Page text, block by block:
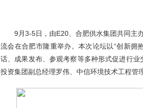
9 月3-5日，由E20 、合肥供水集团共同主
流会在合肥市隆重举办。本次论坛以“创新拥
话、成果发布、参观考察等多种形式促进行业
投资集团副总经理罗伟、中信环境技术工程管